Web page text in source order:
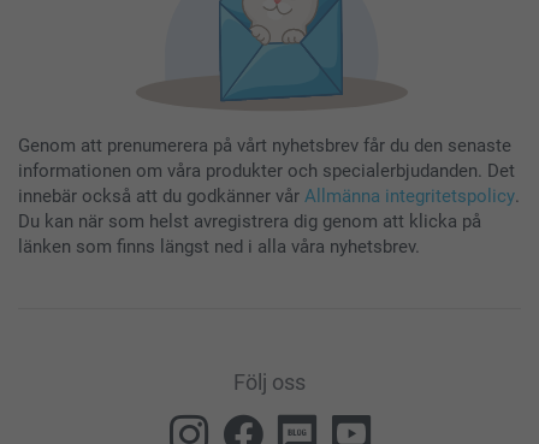
Genom att prenumerera på vårt nyhetsbrev får du den senaste
informationen om våra produkter och specialerbjudanden. Det
innebär också att du godkänner vår Allmänna integritetspolicy.
Du kan när som helst avregistrera dig genom att klicka på
länken som finns längst ned i alla våra nyhetsbrev.
Följ oss